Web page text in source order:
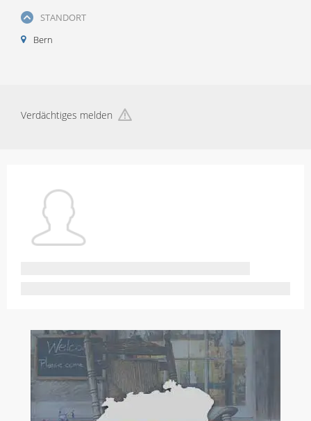
STANDORT
Bern
Verdächtiges melden